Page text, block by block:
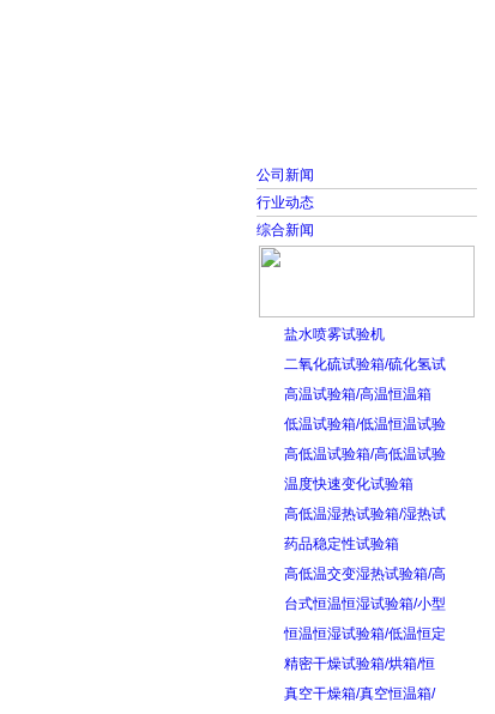
公司新闻
行业动态
综合新闻
盐水喷雾试验机
二氧化硫试验箱/硫化氢试
高温试验箱/高温恒温箱
低温试验箱/低温恒温试验
高低温试验箱/高低温试验
温度快速变化试验箱
高低温湿热试验箱/湿热试
药品稳定性试验箱
高低温交变湿热试验箱/高
台式恒温恒湿试验箱/小型
恒温恒湿试验箱/低温恒定
精密干燥试验箱/烘箱/恒
真空干燥箱/真空恒温箱/